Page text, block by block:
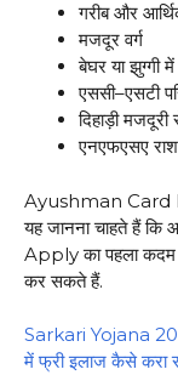
गरीब और
मजदूर वर्ग
बेघर या झुग्गी
एससी–एसटी
दिहाड़ी
एनएफएसए
Ayushman Card
यह जानना चाहते हैं
Apply का पहला कदम
कर सकते हैं.
Sarkari Yojana
में फ्री इलाज कैसे करा